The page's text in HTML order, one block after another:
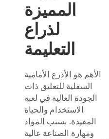
المميزة
لذراع
التعليمة
الأهم هو الأذرع الأمامية
السفلية للتعليق ذات
الجودة العالية في لعبة
الاستخدام والحياة
المفيدة. بسبب المواد
ومهارة الصناعة عالية